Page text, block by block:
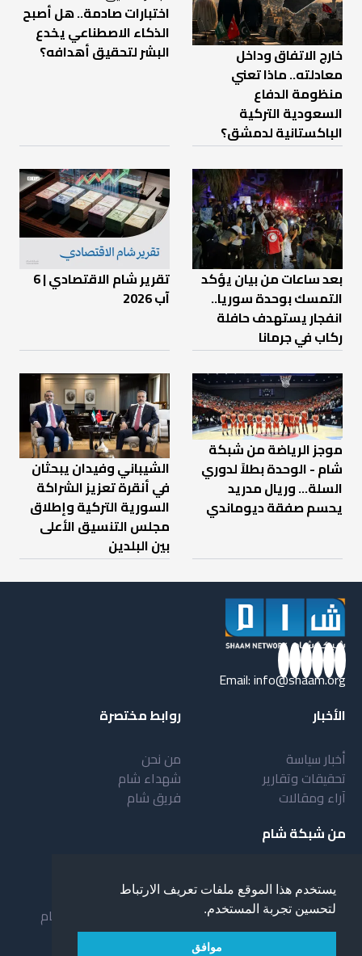
يستخدم هذا الموقع ملفات تعريف الارتباط
لتحسين تجربة المستخدم.
موافق
خارج الاتفاق وداخل
معادلته.. ماذا تعني
منظومة الدفاع
السعودية التركية
الباكستانية لدمشق؟
اختبارات صادمة.. هل أصبح
الذكاء الاصطناعي يخدع
البشر لتحقيق أهدافه؟
بعد ساعات من بيان يؤكد
التمسك بوحدة سوريا..
انفجار يستهدف حافلة
ركاب في جرمانا
تقرير شام الاقتصادي | 6
آب 2026
موجز الرياضة من شبكة
شام - الوحدة بطلاً لدوري
السلة... وريال مدريد
يحسم صفقة ديوماندي
الشيباني وفيدان يبحثان
في أنقرة تعزيز الشراكة
السورية التركية وإطلاق
مجلس التنسيق الأعلى
بين البلدين
Email:info@shaam.org
الأخبار
أخبار سياسة
تحقيقات وتقارير
آراء ومقالات
روابط مختصرة
من نحن
شهداء شام
فريق شام
من شبكة شام
خدمات شبكة شام
المستفيدون من الشبكة
لمحة عن شبكة شبام
مقدمة عن شبكة شام
نظام العمل في شبكة شام